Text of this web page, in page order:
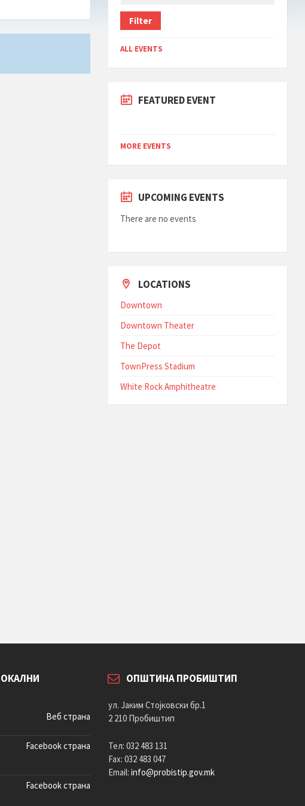
Filter
ALL EVENTS
FEATURED EVENT
MORE EVENTS
UPCOMING EVENTS
There are no events
LOCATIONS
Downtown
Downtown Theater
The Depot
TownPress Stadium
White Rock Amphitheatre
Веб страна
Facebook страна
Facebook страна
ОПШТИНА ПРОБИШТИП
ул. Јаким Стојковски бр.1
2 210 Пробиштип
Тел: 032 483 131
Fax: 032 483 047
Email:info@probistip.gov.mk